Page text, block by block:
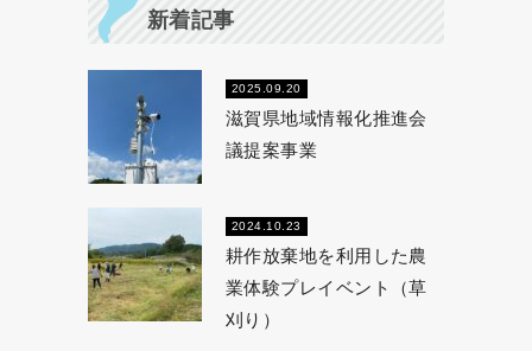
新着記事
2025.09.20
滋賀県地域情報化推進会
議提案事業
2024.10.23
耕作放棄地を利用した農
業体験プレイベント（草
刈り）